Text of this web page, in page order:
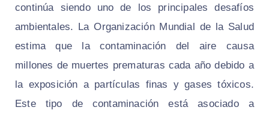
continúa siendo uno de los principales desafíos
ambientales. La Organización Mundial de la Salud
estima que la contaminación del aire causa
millones de muertes prematuras cada año debido a
la exposición a partículas finas y gases tóxicos.
Este tipo de contaminación está asociado a